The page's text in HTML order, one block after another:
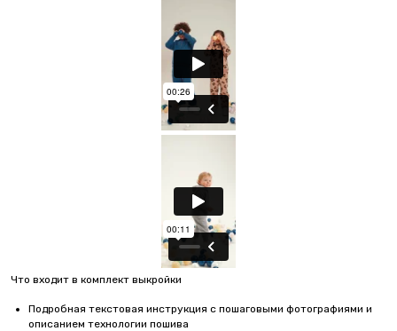
Что входит в комплект выкройки
Подробная текстовая инструкция с пошаговыми фотографиями и
описанием технологии пошива